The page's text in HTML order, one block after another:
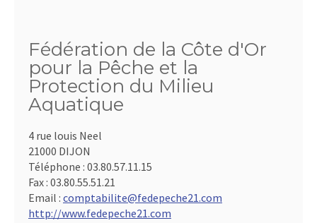
Fédération de la Côte d'Or
pour la Pêche et la
Protection du Milieu
Aquatique
4 rue louis Neel
21000 DIJON
Téléphone : 03.80.57.11.15
Fax : 03.80.55.51.21
Email : comptabilite@fedepeche21.com
http://www.fedepeche21.com